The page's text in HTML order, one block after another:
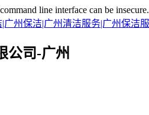
line interface can be insecure.
公司-广州